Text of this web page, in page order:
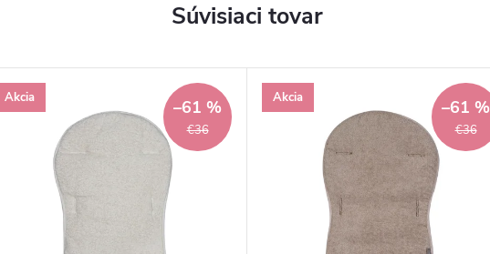
Súvisiaci tovar
Akcia
€36
–61 % Akcia
€36
–61 %